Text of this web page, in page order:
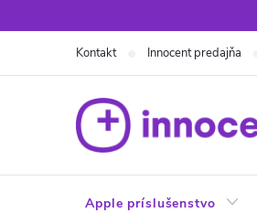
na
Kontakt Innocent predajňa
Apple príslušenstvo